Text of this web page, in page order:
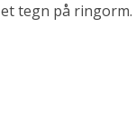
tegn på ringorm.